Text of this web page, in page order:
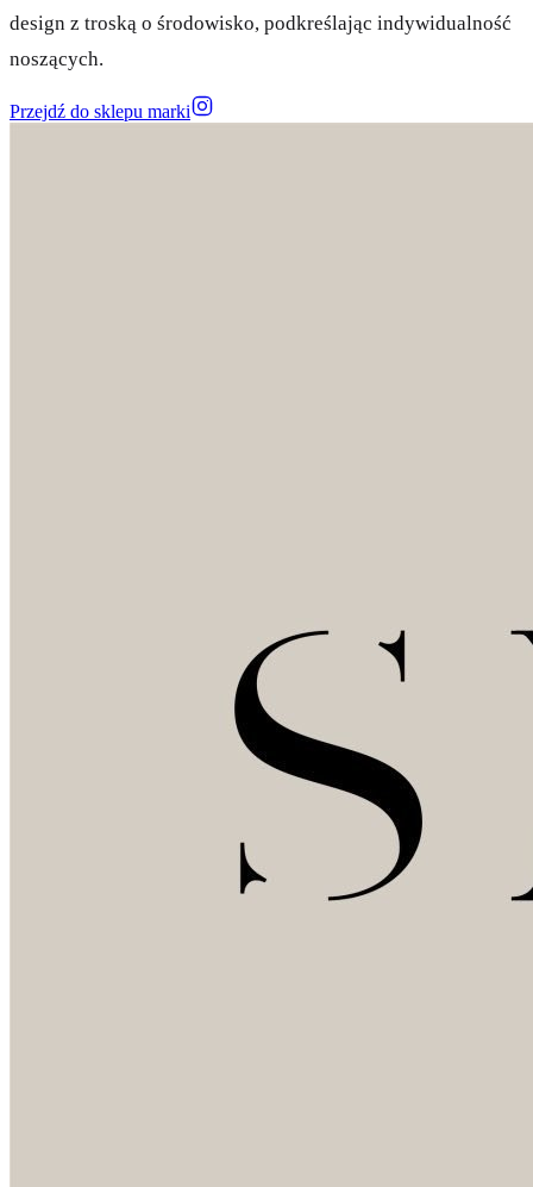
design z troską o środowisko, podkreślając indywidualność
noszących.
Przejdź do sklepu marki